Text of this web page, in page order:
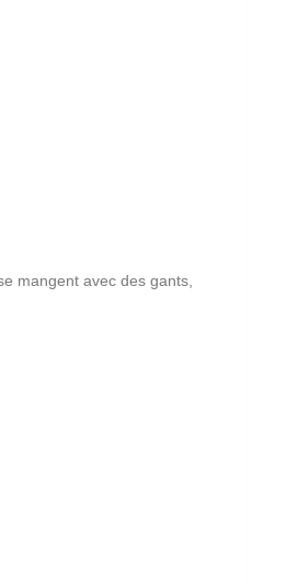
mangent avec des gants,